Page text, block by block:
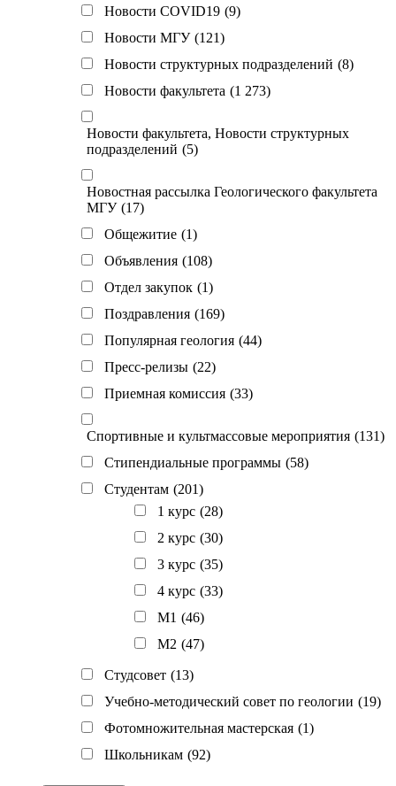
Новости COVID19 (9)
Новости МГУ (121)
Новости структурных подразделений (8)
Новости факультета (1 273)
Новости факультета, Новости структурных
подразделений (5)
Новостная рассылка Геологического факультета
МГУ (17)
Общежитие (1)
Объявления (108)
Отдел закупок (1)
Поздравления (169)
Популярная геология (44)
Пресс-релизы (22)
Приемная комиссия (33)
Спортивные и культмассовые мероприятия (131)
Стипендиальные программы (58)
Студентам (201)
1 курс (28)
2 курс (30)
3 курс (35)
4 курс (33)
M1 (46)
M2 (47)
Студсовет (13)
Учебно-методический совет по геологии (19)
Фотомножительная мастерская (1)
Школьникам (92)